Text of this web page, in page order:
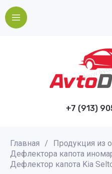
+7 (913)
Главная / Продукция из
Дефлектора капота
Дефлектор капота Kia